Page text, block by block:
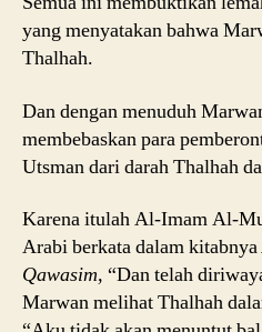
yang menyatakan bahwa
Thalhah.
Dan dengan menuduh
membebaskan para
Utsman dari darah Thalhah
Karena itulah Al-Imam Al-
Arabi berkata dalam kitabnya
Qawasim, “Dan telah
Marwan melihat Thalhah